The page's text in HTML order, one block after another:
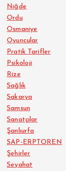
Niğde
Ordu
Osmaniye
Oyuncular
Pratik Tarifler
Psikoloji
Rize
Sağlık
Sakarya
Samsun
Sanatçılar
Şanlıurfa
SAP-ERPTOREN
Şehirler
Seyahat